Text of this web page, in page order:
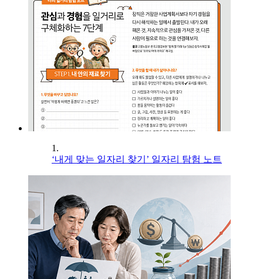
1.
‘내게 맞는 일자리 찾기’ 일자리 탐험 노트